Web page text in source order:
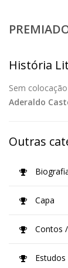
História
Sem
Aderaldo
Outras
Capa
Contos